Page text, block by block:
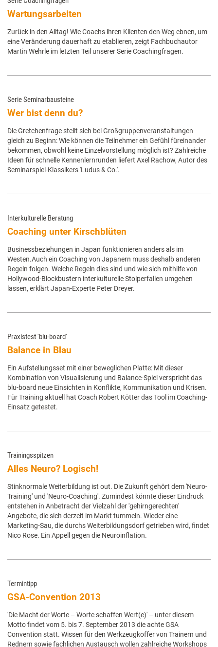
Wartungsarbeiten
Zurück in den Alltag! Wie Coachs ihren Klienten den Weg ebnen, um
eine Veränderung dauerhaft zu etablieren, zeigt Fachbuchautor
Martin Wehrle im letzten Teil unserer Serie Coachingfragen.
Serie Seminarbausteine
Wer bist denn du?
Die Gretchenfrage stellt sich bei Großgruppenveranstaltungen
gleich zu Beginn: Wie können die Teilnehmer ein Gefühl füreinander
bekommen, obwohl keine Einzelvorstellung möglich ist? Zahlreiche
Ideen für schnelle Kennenlernrunden liefert Axel Rachow, Autor des
Seminarspiel-Klassikers 'Ludus & Co.'.
Interkulturelle Beratung
Coaching unter Kirschblüten
Businessbeziehungen in Japan funktionieren anders als im
Westen.Auch ein Coaching von Japanern muss deshalb anderen
Regeln folgen. Welche Regeln dies sind und wie sich mithilfe von
Hollywood-Blockbustern interkulturelle Stolperfallen umgehen
lassen, erklärt Japan-­Experte Peter Dreyer.
Praxistest 'blu-board'
Balance in Blau
Ein Aufstellungsset mit einer beweglichen Platte: Mit dieser
Kombination von Visualisierung und Balance-Spiel verspricht das
blu-board neue Einsichten in Konflikte, Kommunikation und Krisen.
Für Training aktuell hat Coach Robert Kötter das Tool im Coaching-
Einsatz getestet.
Trainingsspitzen
Alles Neuro? Logisch!
Stinknormale Weiterbildung ist out. Die Zukunft gehört dem 'Neuro-
Training' und 'Neuro-Coaching'. Zumindest könnte dieser Eindruck
entstehen in Anbetracht der Vielzahl der 'gehirngerechten'
Angebote, die sich derzeit im Markt tummeln. Wieder eine
Marketing-Sau, die durchs Weiterbildungsdorf getrieben wird, findet
Nico Rose. Ein Appell gegen die Neuroinflation.
Termintipp
GSA-Convention 2013
'Die Macht der Worte – Worte schaffen Wert(e)' – unter diesem
Motto findet vom 5. bis 7. September 2013 die achte GSA
Convention statt. Wissen für den Werkzeugkoffer von Trainern und
Rednern sowie fachlichen Austausch wollen zahlreiche Workshops